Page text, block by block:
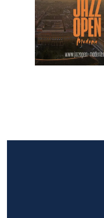
RMC
CONSIGLIA